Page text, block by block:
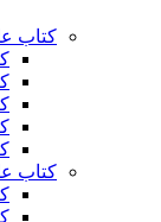
کتاب
کتاب